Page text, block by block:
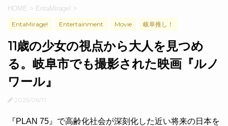
HOME > EntaMirage! >
EntaMirage! Entertainment Movie 岐阜推し！
11歳の少女の視点から大人を見つめ
る。岐阜市でも撮影された映画『ルノ
ワール』
2025/06/17
『PLAN 75』で高齢化社会が深刻化した近い将来の日本を